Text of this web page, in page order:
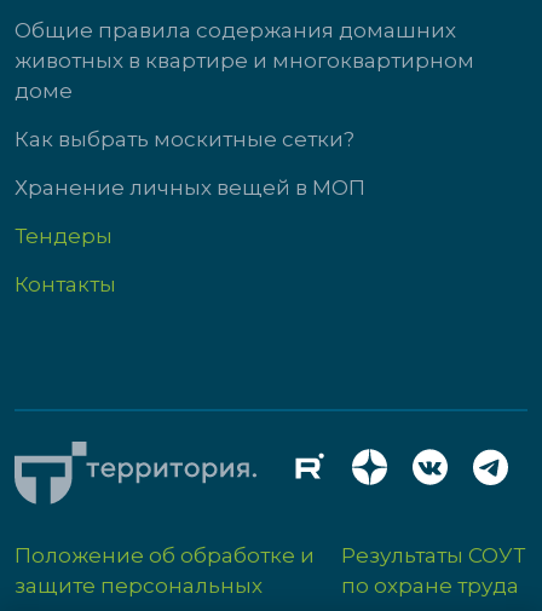
Общие правила содержания домашних
животных в квартире и многоквартирном
доме
Как выбрать москитные сетки?
Хранение личных вещей в МОП
Тендеры
Контакты
Положение об обработке и
защите персональных
Результаты СОУТ
по охране труда